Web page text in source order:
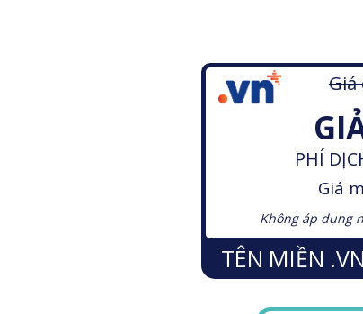
TÊN MIỀN .VN
PHÍ
Không áp dụng
Giá
Giá